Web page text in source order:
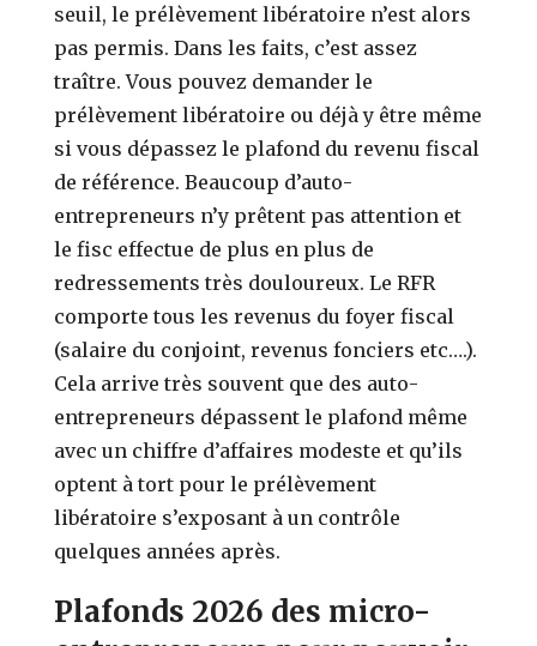
seuil, le prélèvement libératoire n’est alors
pas permis. Dans les faits, c’est assez
traître. Vous pouvez demander le
prélèvement libératoire ou déjà y être même
si vous dépassez le plafond du revenu fiscal
de référence. Beaucoup d’auto-
entrepreneurs n’y prêtent pas attention et
le fisc effectue de plus en plus de
redressements très douloureux. Le RFR
comporte tous les revenus du foyer fiscal
(salaire du conjoint, revenus fonciers etc….).
Cela arrive très souvent que des auto-
entrepreneurs dépassent le plafond même
avec un chiffre d’affaires modeste et qu’ils
optent à tort pour le prélèvement
libératoire s’exposant à un contrôle
quelques années après.
Plafonds 2026 des micro-